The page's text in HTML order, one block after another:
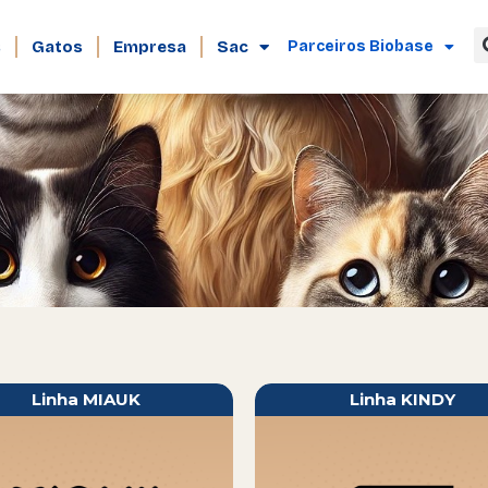
Gatos Empresa Sac Parceiros Biobase
Linha KINDY Linha GATO